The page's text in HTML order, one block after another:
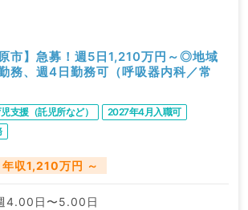
原市】急募！週5日1,210万円～◎地域
務、週4日勤務可（呼吸器内科／常
支援（託児所など）
2027年4月入職可
年収1,210万円 ～
4.00日〜5.00日